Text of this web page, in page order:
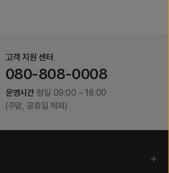
고객 지원 센터
080-808-0008
운영시간평일 09:00 ~ 18:00
(주말, 공휴일 제외)